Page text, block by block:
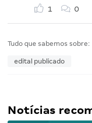
1 0
Tudo que sabemos sobre:
edital publicado
Notícias